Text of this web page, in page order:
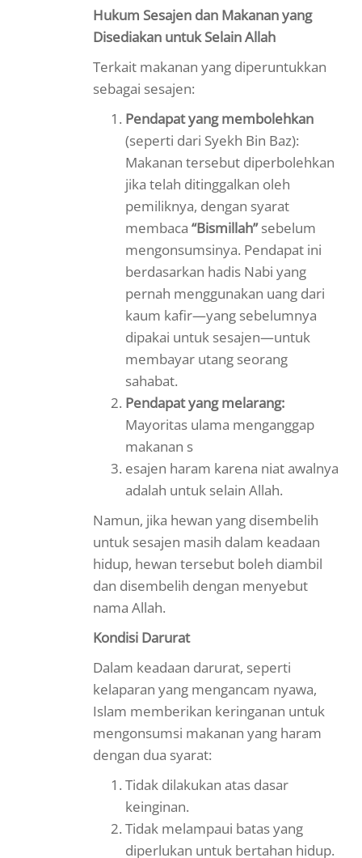
Hukum Sesajen dan Makanan yang
Disediakan untuk Selain Allah
Terkait makanan yang diperuntukkan
sebagai sesajen:
Pendapat yang membolehkan
(seperti dari Syekh Bin Baz):
Makanan tersebut diperbolehkan
jika telah ditinggalkan oleh
pemiliknya, dengan syarat
membaca “Bismillah”sebelum
mengonsumsinya. Pendapat ini
berdasarkan hadis Nabi yang
pernah menggunakan uang dari
kaum kafir—yang sebelumnya
dipakai untuk sesajen—untuk
membayar utang seorang
sahabat.
Pendapat yang melarang:
Mayoritas ulama menganggap
makanan s
esajen haram karena niat awalnya
adalah untuk selain Allah.
Namun, jika hewan yang disembelih
untuk sesajen masih dalam keadaan
hidup, hewan tersebut boleh diambil
dan disembelih dengan menyebut
nama Allah.
Kondisi Darurat
Dalam keadaan darurat, seperti
kelaparan yang mengancam nyawa,
Islam memberikan keringanan untuk
mengonsumsi makanan yang haram
dengan dua syarat:
Tidak dilakukan atas dasar
keinginan.
Tidak melampaui batas yang
diperlukan untuk bertahan hidup.